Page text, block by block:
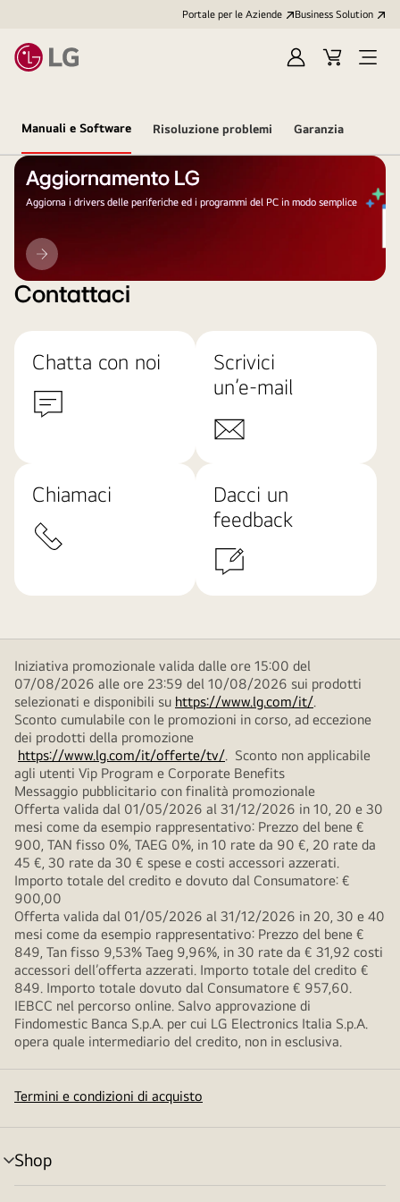
Portale per le Aziende Business Solution
AccediCart
Open
Manuali e Software Risoluzione problemi Garanzia
Aggiornamento LG
Aggiorna i drivers delle periferiche ed i programmi del PC in modo semplice
Aggiornamento
LG
Contattaci
Chatta con noi
Scrivici
un’e-mail
Chiamaci
Dacci un
feedback
Iniziativa promozionale valida dalle ore 15:00 del
07/08/2026 alle ore 23:59 del 10/08/2026 sui prodotti
selezionati e disponibili su https://www.lg.com/it/.
Sconto cumulabile con le promozioni in corso, ad eccezione
dei prodotti della promozione
https://www.lg.com/it/offerte/tv/. Sconto non applicabile
agli utenti Vip Program e Corporate Benefits
Messaggio pubblicitario con finalità promozionale
Offerta valida dal 01/05/2026 al 31/12/2026 in 10, 20 e 30
mesi come da esempio rappresentativo: Prezzo del bene €
900, TAN fisso 0%, TAEG 0%, in 10 rate da 90 €, 20 rate da
45 €, 30 rate da 30 € spese e costi accessori azzerati.
Importo totale del credito e dovuto dal Consumatore: €
900,00
Offerta valida dal 01/05/2026 al 31/12/2026 in 20, 30 e 40
mesi come da esempio rappresentativo: Prezzo del bene €
849, Tan fisso 9,53% Taeg 9,96%, in 30 rate da € 31,92 costi
accessori dell’offerta azzerati. Importo totale del credito €
849. Importo totale dovuto dal Consumatore € 957,60.
IEBCC nel percorso online. Salvo approvazione di
Findomestic Banca S.p.A. per cui LG Electronics Italia S.p.A.
opera quale intermediario del credito, non in esclusiva.
Termini e condizioni di acquisto
Shop
Attivazione
menu